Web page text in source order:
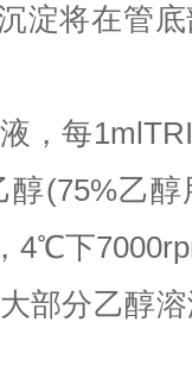
淀将在管
，每
醇(75%乙醇
4℃下
部分乙醇